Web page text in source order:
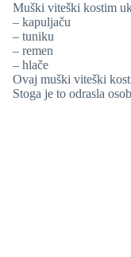
Muški viteški kostim
– kapuljaču
– tuniku
– remen
– hlače
Ovaj muški viteški
Stoga je to odrasla